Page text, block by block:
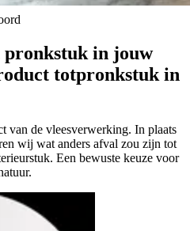
in jouw
totpronkstuk in
van de vleesverwerking. In plaats
wij wat anders afval zou zijn tot
Een bewuste keuze voor